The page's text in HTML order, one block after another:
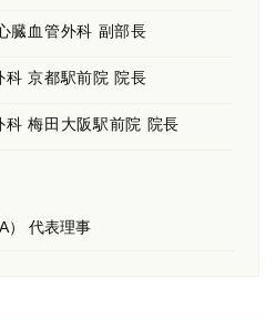
臓血管外科 副部長
科 京都駅前院 院長
科 梅田大阪駅前院 院長
） 代表理事